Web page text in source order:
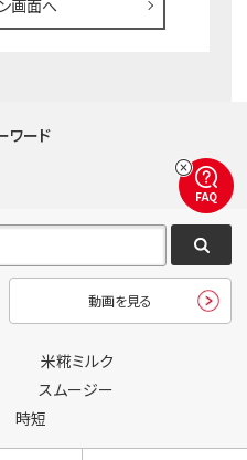
画面へ
ワード
動画を見る
米糀ミルク
スムージー
時短
FAQ